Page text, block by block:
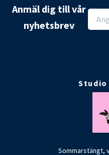
Anmäl dig till vår
nyhetsbrev
Studio
Sommarstängt,